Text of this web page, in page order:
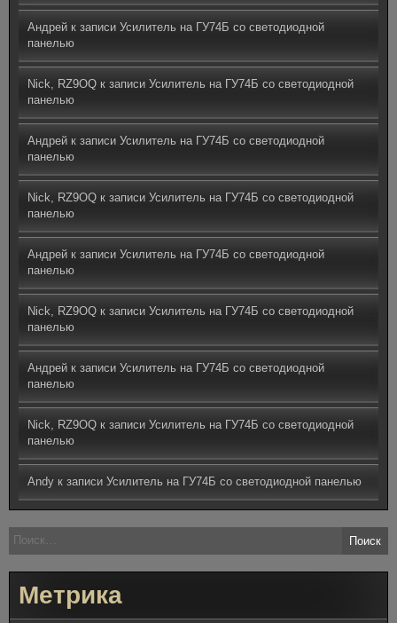
Андрей к записи Усилитель на ГУ74Б со светодиодной
панелью
Nick, RZ9OQ к записи Усилитель на ГУ74Б со светодиодной
панелью
Андрей к записи Усилитель на ГУ74Б со светодиодной
панелью
Nick, RZ9OQ к записи Усилитель на ГУ74Б со светодиодной
панелью
Андрей к записи Усилитель на ГУ74Б со светодиодной
панелью
Nick, RZ9OQ к записи Усилитель на ГУ74Б со светодиодной
панелью
Андрей к записи Усилитель на ГУ74Б со светодиодной
панелью
Nick, RZ9OQ к записи Усилитель на ГУ74Б со светодиодной
панелью
Andy к записи Усилитель на ГУ74Б со светодиодной панелью
Найти:
Метрика